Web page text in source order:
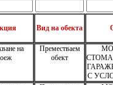
Вид на обекта
на
Преместваем
обект
С